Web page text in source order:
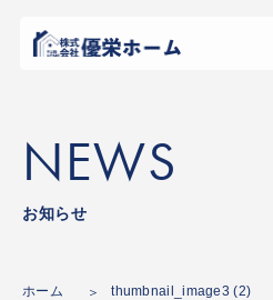
NEWS
お知らせ
ホーム thumbnail_image3 (2)